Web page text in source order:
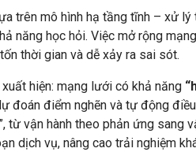
trên mô hình hạ tầng tĩnh – xử
năng học hỏi. Việc mở rộng
thời gian và dễ xảy ra sai sót.
hiện: mạng lưới có khả năng
đoán điểm nghẽn và tự động
từ vận hành theo phản ứng sang
dịch vụ, nâng cao trải nghiệm